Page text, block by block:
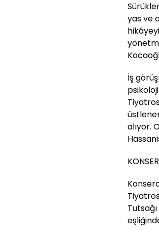
yas ve
İş
alıyor.
KONSER